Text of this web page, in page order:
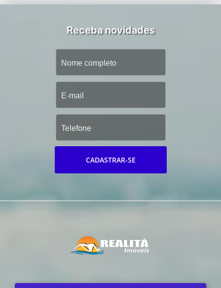
Receba novidades
CADASTRAR-SE